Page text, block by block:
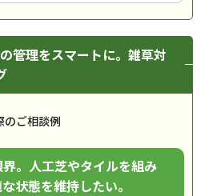
管理をスマートに。雑草対
のご相談例
。人工芝やタイルを組み
状態を維持したい。